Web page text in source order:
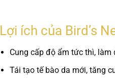
Lợi ích của Bird’s
Cung cấp độ ẩm tức thì, làm
Tái tạo tế bào da mới, tăng